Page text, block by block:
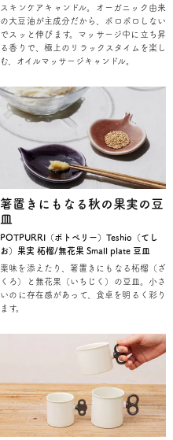
スキンケアキャンドル。オーガニック由来
の大豆油が主成分だから、ポロポロしない
でスッと伸びます。マッサージ中に立ち昇
る香りで、極上のリラックスタイムを楽し
む、オイルマッサージキャンドル。
箸置きにもなる秋の果実の豆
皿
POTPURRI（ポトペリー）Teshio（てし
お）果実 柘榴/無花果 Small plate 豆皿
薬味を添えたり、箸置きにもなる柘榴（ざ
くろ）と無花果（いちじく）の豆皿。小さ
いのに存在感があって、食卓を明るく彩り
ます。